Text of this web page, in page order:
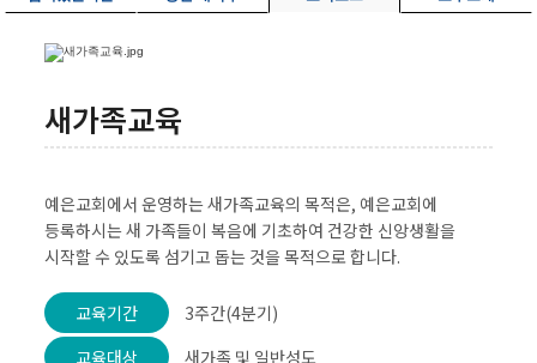
새가족교육
예은교회에서 운영하는 새가족교육의 목적은, 예은교회에
등록하시는 새 가족들이 복음에 기초하여 건강한 신앙생활을
시작할 수 있도록 섬기고 돕는 것을 목적으로 합니다.
교육기간
3주간(4분기)
교육대상
새가족 및 일반성도